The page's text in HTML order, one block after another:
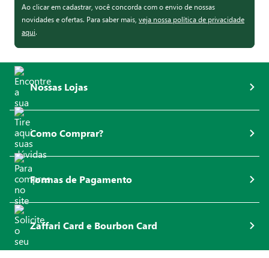
Ao clicar em cadastrar, você concorda com o envio de nossas
novidades e ofertas. Para saber mais, veja nossa política de privacidade
aqui.
Nossas Lojas
Como Comprar?
Formas de Pagamento
Zaffari Card e Bourbon Card